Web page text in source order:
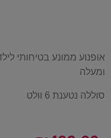
אופנוע ממונע בטיחותי
ומעלה
סוללה נטענת 6 וולט